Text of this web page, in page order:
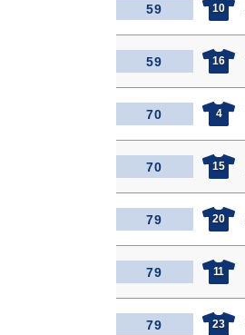
59 10
59 16
70 4
70 15
79 20
79 11
79 23